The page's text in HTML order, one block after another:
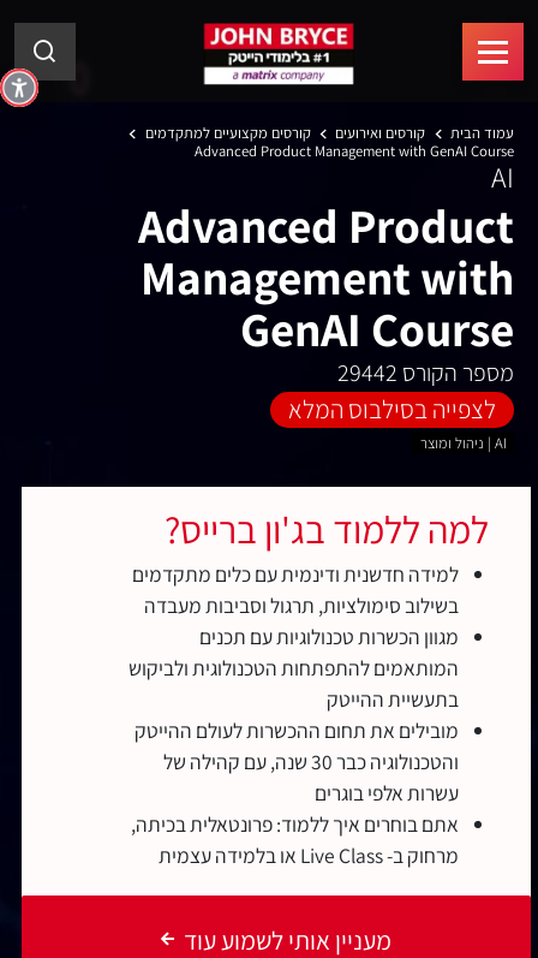
עמוד הבית קורסים ואירועים
קורסים מקצועיים למתקדמים
Advanced Product Management with GenAI Course
AI
Advanced Product
Management with
GenAI Course
מספר הקורס 29442
לצפייה בסילבוס המלא
AI | ניהול ומוצר
למה ללמוד בג'ון ברייס?
למידה חדשנית ודינמית עם כלים מתקדמים
בשילוב סימולציות, תרגול וסביבות מעבדה
מגוון הכשרות טכנולוגיות עם תכנים
המותאמים להתפתחות הטכנולוגית ולביקוש
בתעשיית ההייטק
מובילים את תחום ההכשרות לעולם ההייטק
והטכנולוגיה כבר 30 שנה, עם קהילה של
עשרות אלפי בוגרים
אתם בוחרים איך ללמוד: פרונטאלית בכיתה,
מרחוק ב- Live Class או בלמידה עצמית
מעניין אותי לשמוע עוד